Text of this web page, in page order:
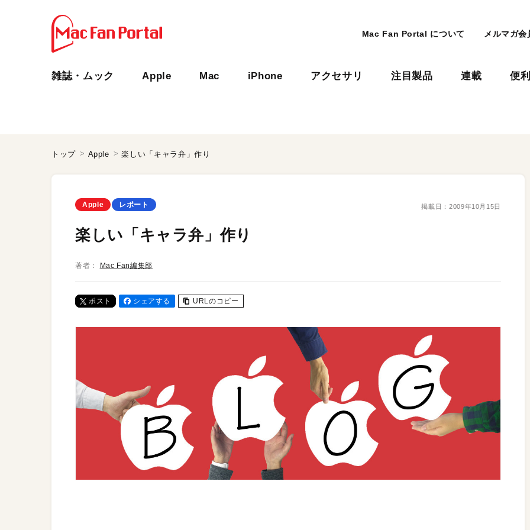
Mac Fan Portal について メルマガ会
雑誌・ムック Apple Mac iPhone アクセサリ 注目製品 連載 便
トップ Apple 楽しい「キャラ弁」作り
Apple レポート 掲載日： 2009年10月15日
楽しい「キャラ弁」作り
著者： Mac Fan編集部
ポスト シェアする URLのコピー